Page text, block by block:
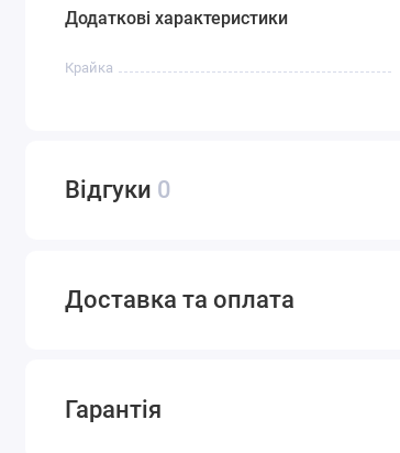
Додаткові характеристики
Крайка
Відгуки 0
Доставка та оплата
Гарантія